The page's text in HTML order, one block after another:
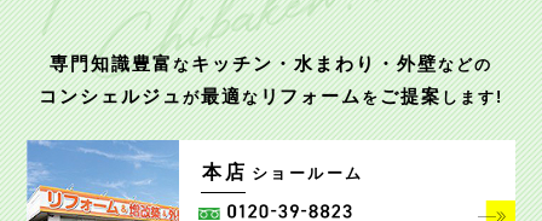
専門知識豊富なキッチン・水まわり・外壁などの
コンシェルジュが最適なリフォームをご提案します!
本店 ショールーム